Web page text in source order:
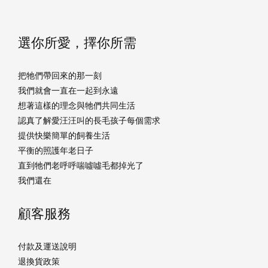
選你所愛，擇你所需
把牠們帶回來的那一刻
我們就會一直在一起到永遠
想著這樣的理念與牠們共同生活
認真了解愛汪汪叫的長毛孩子每個需求
提供快樂簡單的飼養生活
平衡的照護年老日子
直到牠們老呼呼喘噓噓毛都掉光了
我們還在
顧客服務
付款及運送說明
退換貨政策